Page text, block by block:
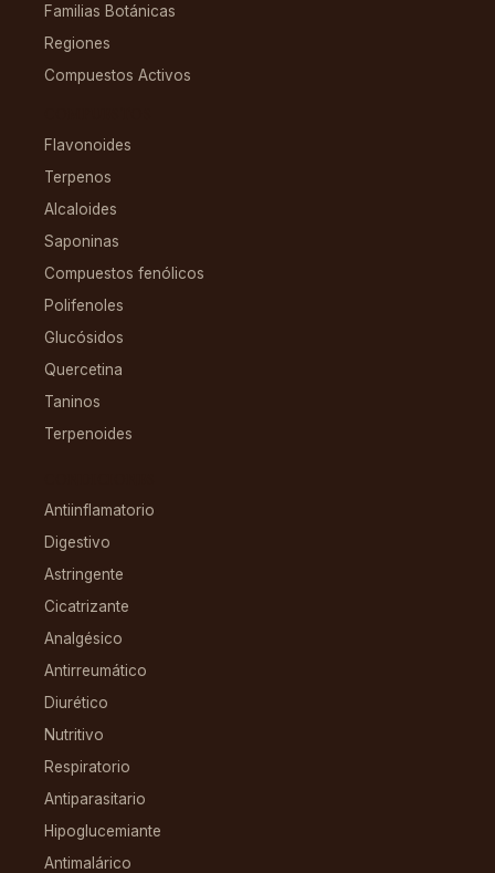
Familias Botánicas
Regiones
Compuestos Activos
Flavonoides
Terpenos
Alcaloides
Saponinas
Compuestos fenólicos
Polifenoles
Glucósidos
Quercetina
Taninos
Terpenoides
Antiinflamatorio
Digestivo
Astringente
Cicatrizante
Analgésico
Antirreumático
Diurético
Nutritivo
Respiratorio
Antiparasitario
Hipoglucemiante
Antimalárico